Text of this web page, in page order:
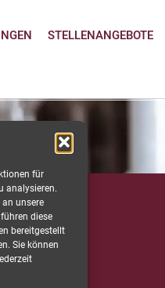
für
analysieren.
unsere
diese
bereitgestellt
Sie können
STELLENANGEBOTE